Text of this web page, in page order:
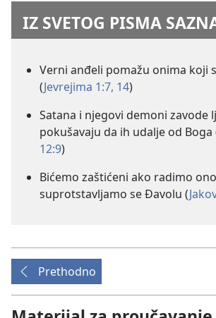
IZ SVETOG PISMA
Verni anđeli pomažu onima koji
(Jevrejima 1:7, 14)
Satana i njegovi demoni zavode
pokušavaju da ih udalje od Boga
12:9)
Bićemo zaštićeni ako radimo
suprotstavljamo se Đavolu (
Prethodno